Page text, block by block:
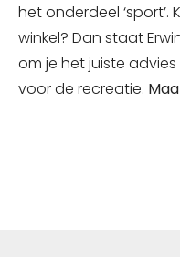
het onderdeel ‘sport’.
winkel? Dan staat
om je het juiste
voor de recreatie.